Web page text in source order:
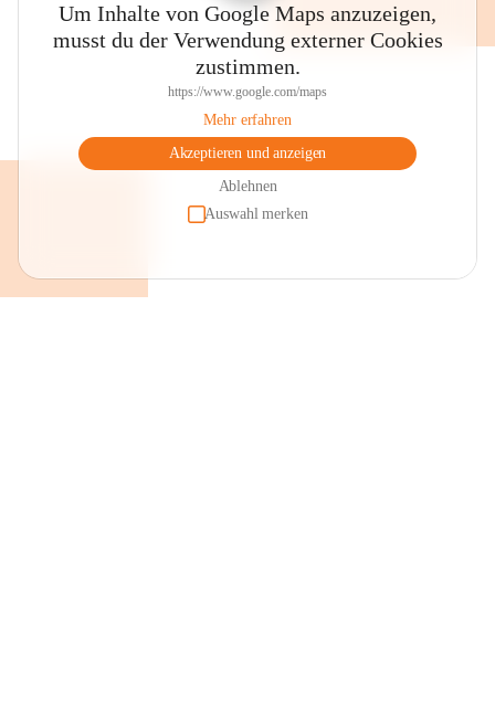
Um Inhalte von Google Maps anzuzeigen,
musst du der Verwendung externer Cookies
zustimmen.
https://www.google.com/maps
Mehr erfahren
Akzeptieren und anzeigen
Ablehnen
Auswahl merken